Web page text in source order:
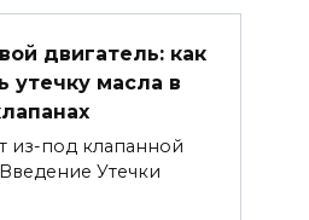
двигатель: как
утечку масла в
из-под клапанной
Утечки